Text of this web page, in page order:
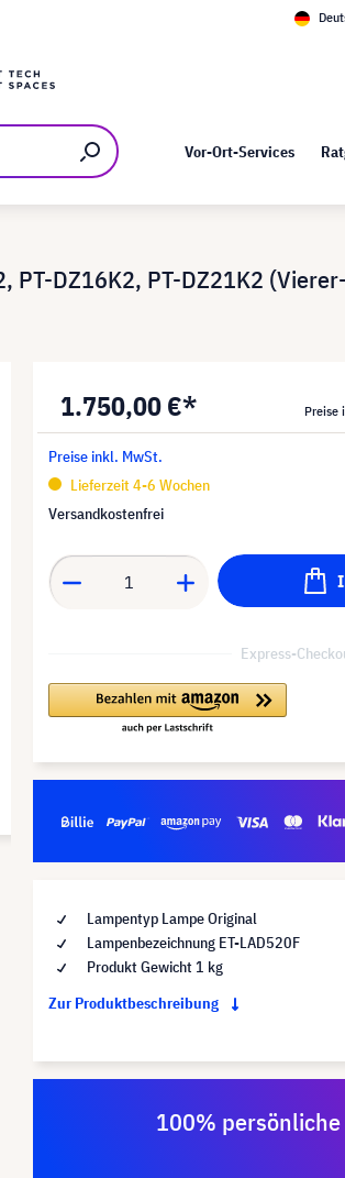
Kunst bei
Vor-Ort-Services
PT-DZ16K2, PT-DZ21K2 (Vierer-
1.750,00 €* Preise
Preise inkl. MwSt.
Lieferzeit 4-6 Wochen
Versandkostenfrei
Express-
Lampentyp Lampe Original
Lampenbezeichnung ET-LAD520F
Produkt Gewicht 1 kg
Zur Produktbeschreibung
100%